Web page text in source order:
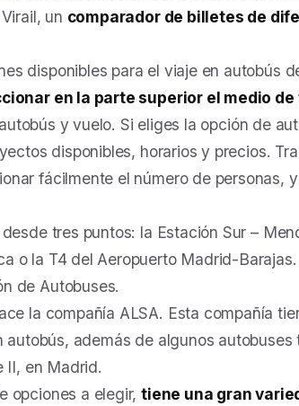
un comparador de billetes de
disponibles para el viaje en autobús
en la parte superior el medio
y vuelo. Si eliges la opción de
disponibles, horarios y precios.
fácilmente el número de personas,
tres puntos: la Estación Sur –
o la T4 del Aeropuerto Madrid-
de Autobuses.
la compañía ALSA. Esta compañía
además de algunos autobuses
II, en Madrid.
opciones a elegir,tiene una gran